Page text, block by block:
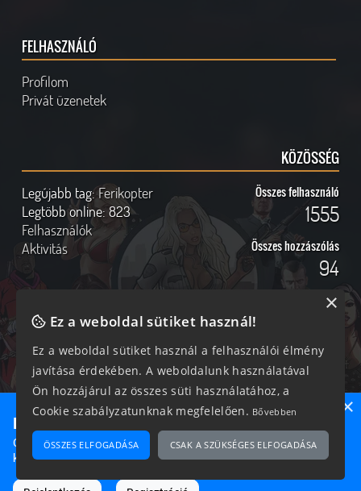
FELHASZNÁLÓ
Profilom
Privát üzenetek
KÖZÖSSÉG
Legújabb tag:Ferikopter
Legtöbb online:823
Felhasználók
Aktivitás
Összes felhasználó
1555
Összes hozzászólás
94
Online felhasználók
332 vendég, 0 tag
Kövess Minket!
2026 © Magyar GTA Közösség
hozzájárulásával és a forrás megjelölésével használhatóak fel.
Ne maradj le semmiről!
Csatlakozz most hozzánk, hogy megtudd, milyen egy igazi
közösséghez tartozni!
×
Ez a weboldal sütiket használ!
Ez a weboldal sütiket használ a felhasználói élmény
javítása érdekében. A weboldalunk használatával
Ön hozzájárul az összes süti használatához, a
Cookie szabályzatunknak megfelelően. Bővebben
ÖSSZES ELFOGADÁSA CSAK A SZÜKSÉGES ELFOGADÁSA
×